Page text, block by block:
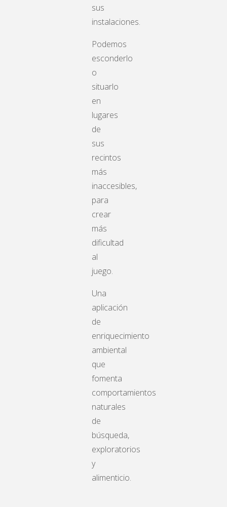
sus
instalaciones.
Podemos
esconderlo
o
situarlo
en
lugares
de
sus
recintos
más
inaccesibles,
para
crear
más
dificultad
al
juego.
Una
aplicación
de
enriquecimiento
ambiental
que
fomenta
comportamientos
naturales
de
búsqueda,
exploratorios
y
alimenticio.